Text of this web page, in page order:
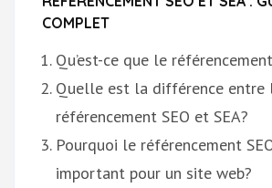
COMPLET
Qu’est-ce que le
Quelle est la différence entre
référencement SEO et SEA?
Pourquoi le référencement
important pour un site web?